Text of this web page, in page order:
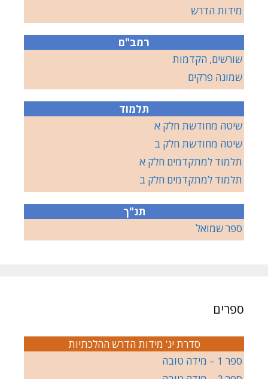
מידות הדרש
רמב"ם
שורשים, הקדמות
שמונה פרקים
תלמוד
שיטה מחודשת חלק א
שיטה מחודשת חלק ב
תלמוד למתקדמים חלק א
תלמוד למתקדמים חלק ב
תנ"ך
ספר שמואל
ספרים
סדרת יג' מידות הדרש ההלכתיות
ספר 1 – מידה טובה